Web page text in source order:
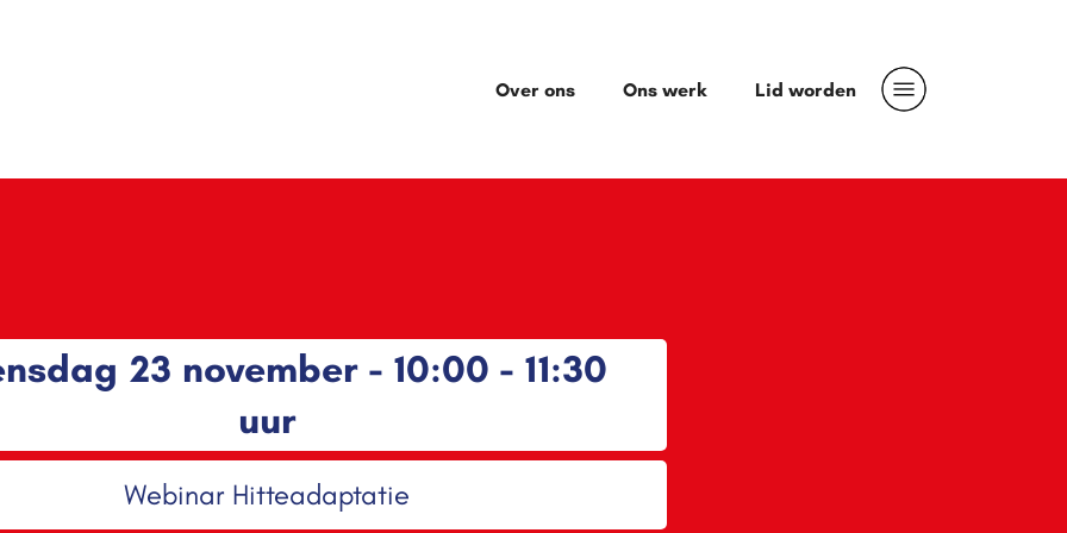
Over ons Ons werk Lid worden
23 november - 10:00 - 11:30
uur
Webinar Hitteadaptatie